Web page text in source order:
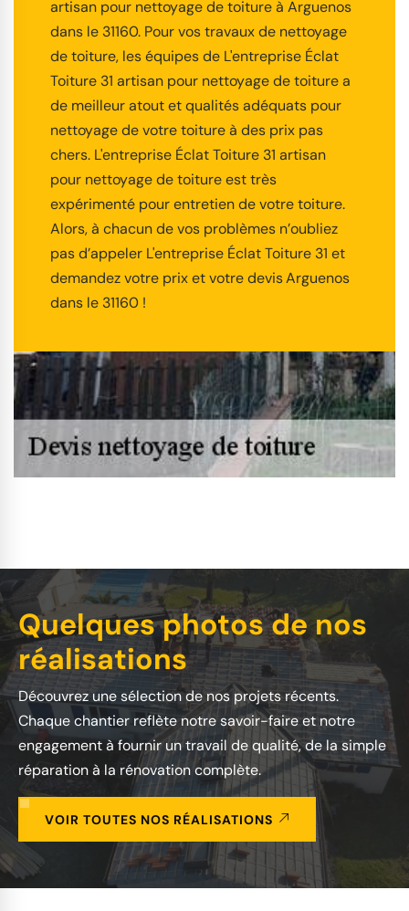
artisan pour nettoyage de toiture à Arguenos
dans le 31160. Pour vos travaux de nettoyage
de toiture, les équipes de L'entreprise Éclat
Toiture 31 artisan pour nettoyage de toiture a
de meilleur atout et qualités adéquats pour
nettoyage de votre toiture à des prix pas
chers. L'entreprise Éclat Toiture 31 artisan
pour nettoyage de toiture est très
expérimenté pour entretien de votre toiture.
Alors, à chacun de vos problèmes n’oubliez
pas d’appeler L'entreprise Éclat Toiture 31 et
demandez votre prix et votre devis Arguenos
dans le 31160 !
Quelques photos de nos
réalisations
Découvrez une sélection de nos projets récents.
Chaque chantier reflète notre savoir-faire et notre
engagement à fournir un travail de qualité, de la simple
réparation à la rénovation complète.
VOIR TOUTES NOS RÉALISATIONS